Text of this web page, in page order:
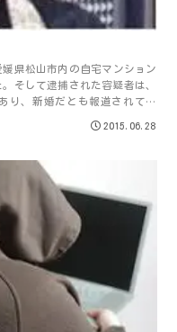
県松山市内の自宅マンション
そして逮捕された容疑者は、
り、新婚だとも報道されてい
2015.06.28